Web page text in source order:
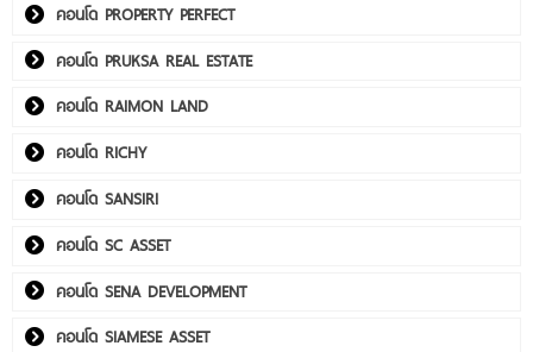
คอนโด PROPERTY PERFECT
คอนโด PRUKSA REAL ESTATE
คอนโด RAIMON LAND
คอนโด RICHY
คอนโด SANSIRI
คอนโด SC ASSET
คอนโด SENA DEVELOPMENT
คอนโด SIAMESE ASSET